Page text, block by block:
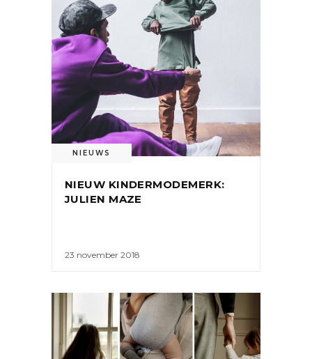
NIEUWS
NIEUW KINDERMODEMERK:
JULIEN MAZE
23 november 2018